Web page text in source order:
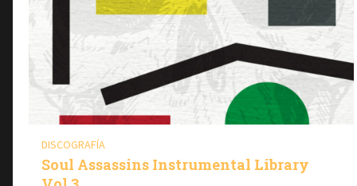
DISCOGRAFÍA
Soul Assassins Instrumental Library